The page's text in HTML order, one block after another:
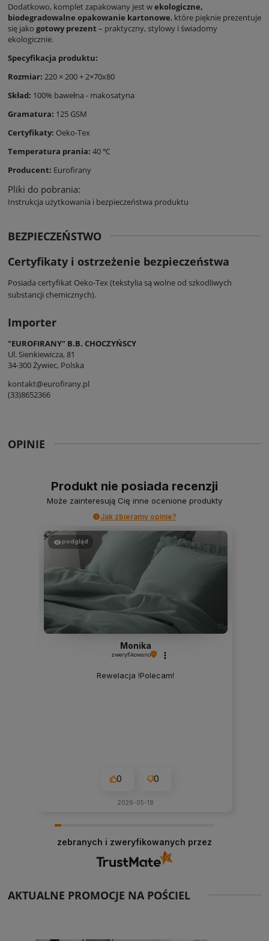
Dodatkowo, komplet zapakowany jest wekologiczne,
biodegradowalne opakowanie kartonowe, które pięknie prezentuje
się jako gotowy prezent – praktyczny, stylowy i świadomy
ekologicznie.
Specyfikacja produktu:
Rozmiar: 220 × 200 + 2×70x80
Skład: 100% bawełna - makosatyna
Gramatura: 125 GSM
Certyfikaty: Oeko-Tex
Temperatura prania: 40 ℃
Producent: Eurofirany
Pliki do pobrania:
Instrukcja użytkowania i bezpieczeństwa produktu
BEZPIECZEŃSTWO
Certyfikaty i ostrzeżenie bezpieczeństwa
Posiada certyfikat Oeko-Tex (tekstylia są wolne od szkodliwych
substancji chemicznych).
Importer
"EUROFIRANY" B.B. CHOCZYŃSCY
Ul. Sienkiewicza, 81
34-300 Żywiec, Polska
kontakt@eurofirany.pl
(33)8652366
OPINIE
Produkt nie posiada recenzji
Może zainteresują Cię inne ocenione produkty
Jak zbieramy opinie?
podgląd
Monika
zweryfikowano
Rewelacja !Polecam!
0 0
2026-05-18
zebranych i zweryfikowanych przez
AKTUALNE PROMOCJE NA POŚCIEL